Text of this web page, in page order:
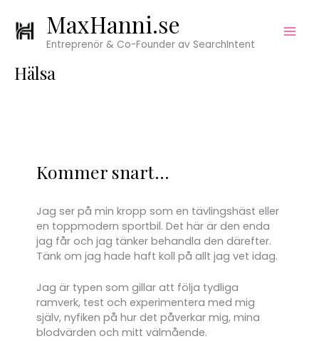
innehåll
MaxHanni.se
Entreprenör & Co-Founder av SearchIntent
Hälsa
Kommer snart…
Jag ser på min kropp som en tävlingshäst eller
en toppmodern sportbil. Det här är den enda
jag får och jag tänker behandla den därefter.
Tänk om jag hade haft koll på allt jag vet idag.
Jag är typen som gillar att följa tydliga
ramverk, test och experimentera med mig
själv, nyfiken på hur det påverkar mig, mina
blodvärden och mitt välmående.